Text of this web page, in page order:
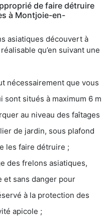
de faire détruire
à Montjoie-en-
asiatiques découvert à
qu’en suivant une
nécessairement que vous
situés à maximum 6 m
au niveau des faîtages
de jardin, sous plafond
les faire détruire ;
des frelons asiatiques,
et sans danger pour
à la protection des
apicole ;